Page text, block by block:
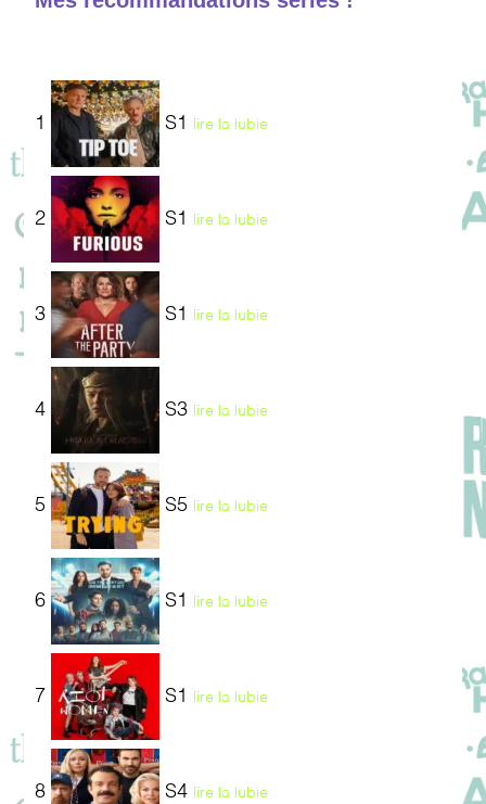
1 S1 lire la lubie
2 S1 lire la lubie
3 S1 lire la lubie
4 S3 lire la lubie
5 S5 lire la lubie
6 S1 lire la lubie
7 S1 lire la lubie
8 S4 lire la lubie